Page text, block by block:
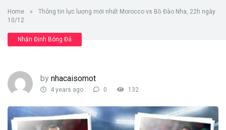
Home »
Thông tin lực lượng mới nhất Morocco vs Bồ Đào Nha, 22h ngày
10/12
Nhận Định Bóng Đá
by nhacaisomot
4 years ago 0 132